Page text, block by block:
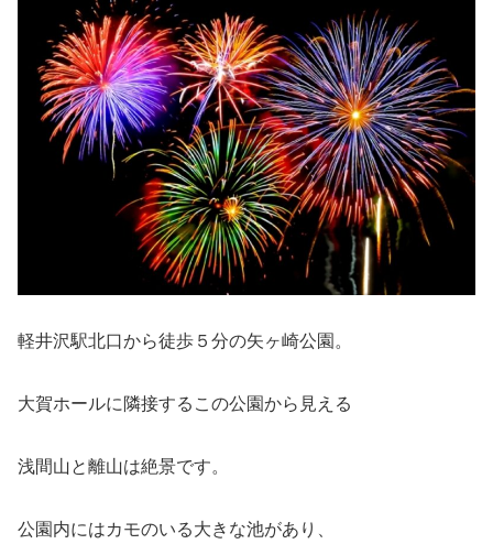
軽井沢駅北口から徒歩５分の矢ヶ崎公園。
大賀ホールに隣接するこの公園から見える
浅間山と離山は絶景です。
公園内にはカモのいる大きな池があり、